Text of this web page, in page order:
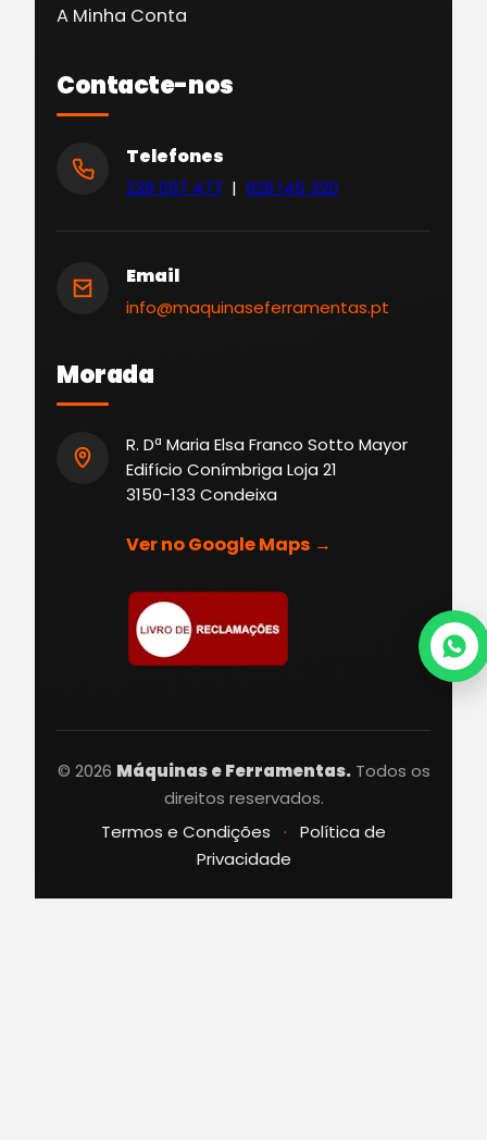
A Minha Conta
Contacte-nos
Telefones
239 097 477 | 928 145 320
Email
info@maquinaseferramentas.pt
Morada
R. Dª Maria Elsa Franco Sotto Mayor
Edifício Conímbriga Loja 21
3150-133 Condeixa
Ver no Google Maps →
© 2026 Máquinas e Ferramentas.Todos os
direitos reservados.
Termos e Condições
·
Política de
Privacidade